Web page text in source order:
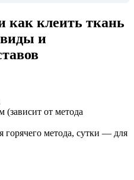
как клеить ткань
и
(зависит от метода
метода, сутки — для